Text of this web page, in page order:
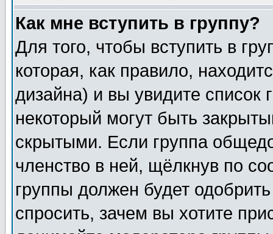
Как мне вступить в группу?
Для того, чтобы вступить в
которая, как правило,
дизайна) и вы увидите список
некоторый могут быть
скрытыми. Если группа
членство в ней, щёлкнув по
группы должен будет
спросить, зачем вы хотите